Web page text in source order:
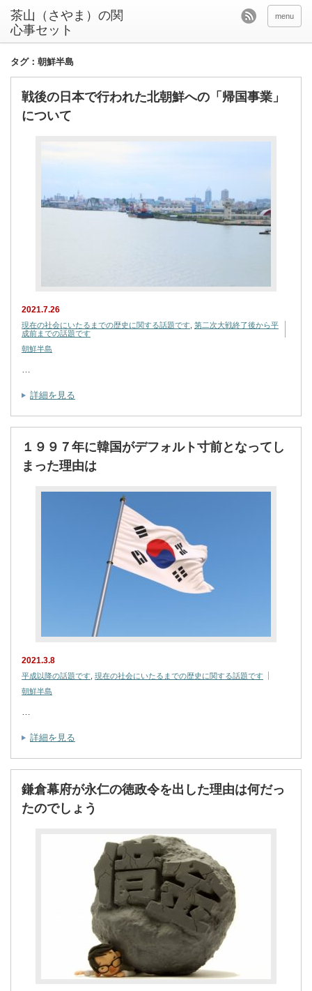
茶山（さやま）の関
心事セット
menu
タグ：朝鮮半島
戦後の日本で行われた北朝鮮への「帰国事業」
について
2021.7.26
現在の社会にいたるまでの歴史に関する話題です, 第二次大戦終了後から平
成前までの話題です
朝鮮半島
…
詳細を見る
１９９７年に韓国がデフォルト寸前となってし
まった理由は
2021.3.8
平成以降の話題です 現在の社会にいたるまでの歴史に関する話題です
朝鮮半島
詳細を見る
鎌倉幕府が永仁の徳政令を出した理由は何だっ
たのでしょう